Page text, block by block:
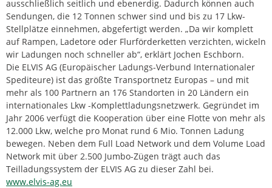
ausschließlich seitlich und ebenerdig. Dadurch können auch
Sendungen, die 12 Tonnen schwer sind und bis zu 17 Lkw-
Stellplätze einnehmen, abgefertigt werden. „Da wir komplett
auf Rampen, Ladetore oder Flurförderketten verzichten, wickeln
wir Ladungen noch schneller ab“, erklärt Jochen Eschborn.
Die ELVIS AG (Europäischer Ladungs-Verbund Internationaler
Spediteure) ist das größte Transportnetz Europas – und mit
mehr als 100 Partnern an 176 Standorten in 20 Ländern ein
internationales Lkw -Komplettladungsnetzwerk. Gegründet im
Jahr 2006 verfügt die Kooperation über eine Flotte von mehr als
12.000 Lkw, welche pro Monat rund 6 Mio. Tonnen Ladung
bewegen. Neben dem Full Load Network und dem Volume Load
Network mit über 2.500 Jumbo-Zügen trägt auch das
Teilladungssystem der ELVIS AG zu dieser Zahl bei.
www.elvis-ag.eu